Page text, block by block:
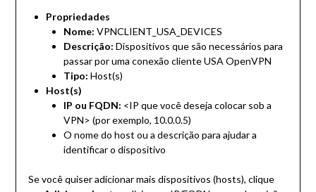
Propriedades
Nome: VPNCLIENT_USA_DEVICES
Descrição: Dispositivos que são necessários para
passar por uma conexão cliente USA OpenVPN
Tipo: Host(s)
Host(s)
IP ou FQDN: <IP que você deseja colocar sob a
VPN> (por exemplo, 10.0.0.5)
O nome do host ou a descrição para ajudar a
identificar o dispositivo
Se você quiser adicionar mais dispositivos (hosts), clique